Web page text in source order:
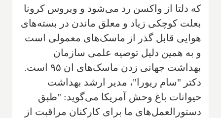
که دلتا از واکسن رد می‌شود و ویروس کرونا
بعلت کوچکی زیاد و معلق ماندن در بسته‌های
هوایی قابل گذر از ماسک‌های معمولی است
و به همین دلیل توصیه علمی سازمان
بهداشت جهانی زدن ماسک‌های ان ۹۵ است.
دکتر "سام ریورا"، مدیر ارشد بهداشت
حیوانات باغ وحش آمریکا می‌گوید: "طبق
دستورالعمل‌های ما برای کارکنان مراقبت از